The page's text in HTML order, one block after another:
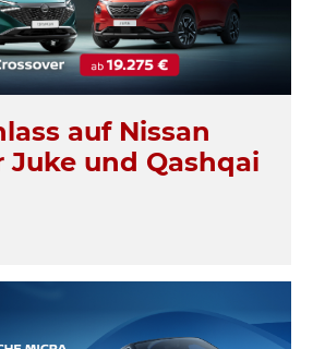
auf Nissan
Juke und Qashqai